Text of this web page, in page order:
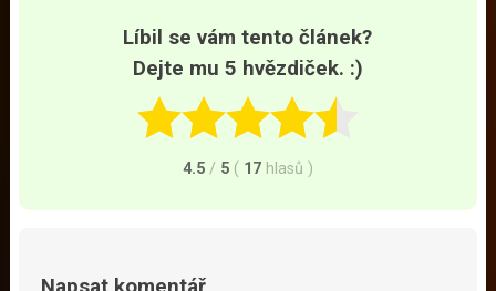
Líbil se vám tento článek?
Dejte mu 5 hvězdiček. :)
4.5 / 5 ( 17 hlasů )